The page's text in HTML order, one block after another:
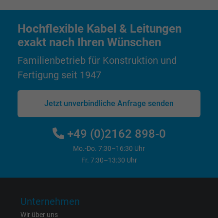
Anbieter Google LLC
Laufzeit 1 Tag
Zweck
Cookie von Google für Website-Analysen.
Erzeugt statistische Daten darüber, wie der
Besucher die Website nutzt.
Google LLC
1 Minute
Cookie von Google für Website-Analysen.
Besucher die Website nutzt.
Hochflexible Kabel & Leitungen
exakt nach Ihren Wünschen
Familienbetrieb für Konstruktion und
Fertigung seit 1947
Jetzt unverbindliche Anfrage senden
+49 (0)2162 898-0
Mo.-Do. 7:30–16:30 Uhr
Fr. 7:30–13:30 Uhr
Unternehmen
Wir über uns